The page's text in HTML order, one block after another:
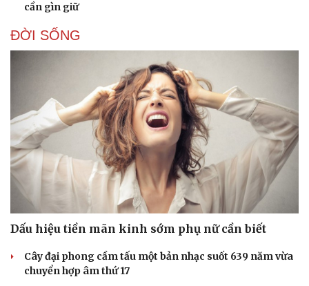
cần gìn giữ
ĐỜI SỐNG
Dấu hiệu tiền mãn kinh sớm phụ nữ cần biết
Cây đại phong cầm tấu một bản nhạc suốt 639 năm vừa
chuyển hợp âm thứ 17